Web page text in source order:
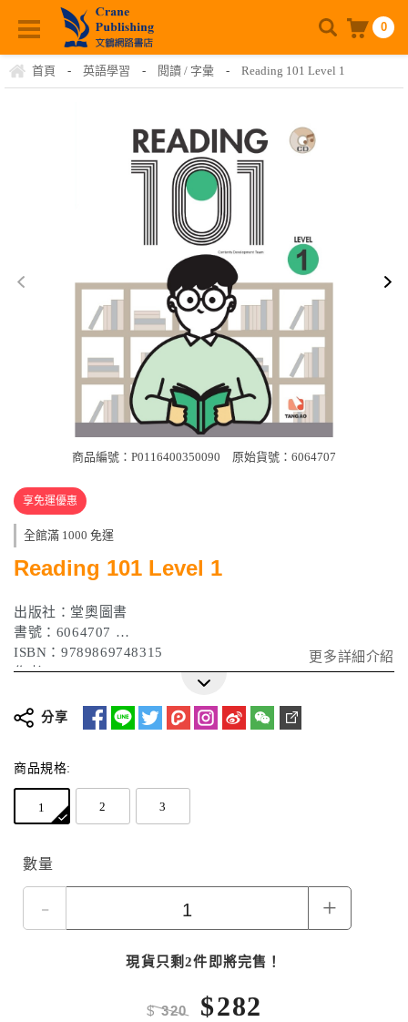
0
首頁 - 英語學習 - 閱讀 / 字彙 - Reading 101 Level 1
商品編號：P0116400350090 原始貨號：6064707
享免運優惠
全館滿 1000 免運
Reading 101 Level 1
出版社：堂奧圖書
書號：6064707
ISBN：9789869748315
作者：Tang Ao
更多詳細介紹
分享
商品規格:
1 2 3
數量
- +
現貨只剩2件即將完售！
$320 $282